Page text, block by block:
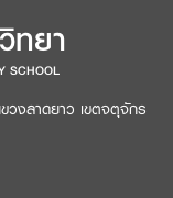
ทยา
SCHOOL
วงลาดยาว เขตจตุจักร